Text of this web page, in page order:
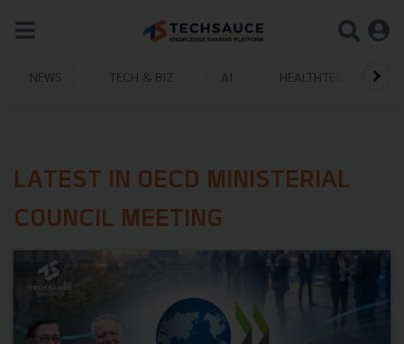
NEWS TECH & BIZ AI HEALTHTECH
LATEST IN OECD MINISTERIAL
COUNCIL MEETING